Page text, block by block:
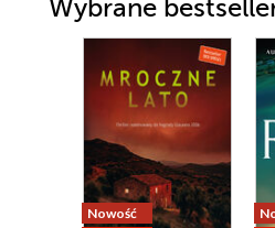
Wybrane
Nowość